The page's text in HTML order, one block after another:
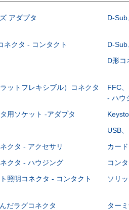
アダプタ D-
ネクタ - コンタクト D-
D形コ
ットフレキシブル）コネクタ
FFC
- ハウ
用ソケット -アダプタ
USB
クタ - アクセサリ
カー
クタ - ハウジング
コン
照明コネクタ - コンタクト
ソリ
だラグコネクタ
ター